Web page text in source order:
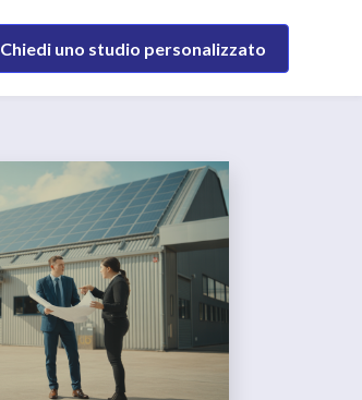
Chiedi uno studio personalizzato